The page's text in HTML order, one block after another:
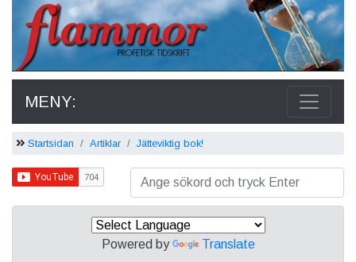
MENY:
Startsidan Artiklar Jätteviktig bok!
Powered by Translate